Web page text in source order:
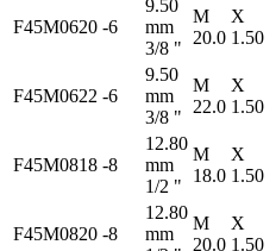
F45M0620 -6
9.50
mm
3/8 "
M
20.0
X
1.50
F45M0622 -6
9.50
mm
3/8 "
M
22.0
X
1.50
F45M0818 -8
12.80
mm
1/2 "
M
18.0
X
1.50
F45M0820 -8
12.80
mm
M
20.0
X
1.50